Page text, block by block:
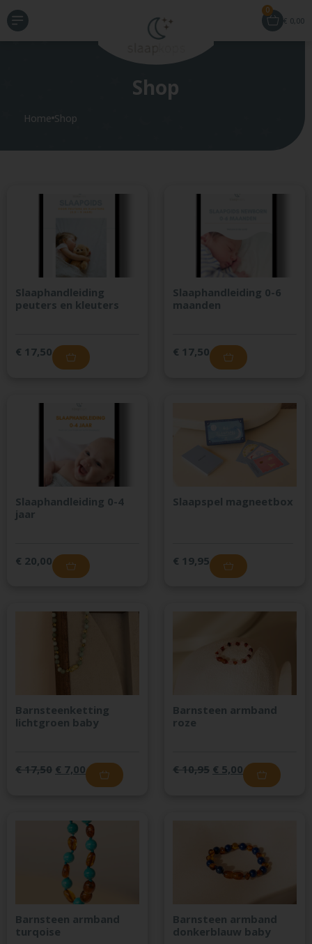
€ 0,00
0
Shop
Home Shop
Slaaphandleiding
peuters en kleuters
€ 17,50
Slaaphandleiding 0-6
maanden
€ 17,50
Slaaphandleiding 0-4
jaar
€ 20,00
Slaapspel magneetbox
€ 19,95
Barnsteenketting
lichtgroen baby
€17,50 € 7,00
Barnsteen armband
roze
€10,95 € 5,00
Barnsteen armband
turqoise
Barnsteen armband
donkerblauw baby